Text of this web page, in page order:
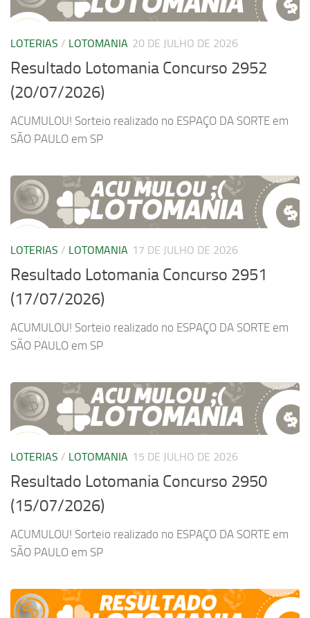
LOTERIAS / LOTOMANIA 20 DE JULHO DE 2026
Resultado Lotomania Concurso 2952
(20/07/2026)
ACUMULOU! Sorteio realizado no ESPAÇO DA SORTE em
SÃO PAULO em SP
LOTERIAS / LOTOMANIA 17 DE JULHO DE 2026
Resultado Lotomania Concurso 2951
(17/07/2026)
ACUMULOU! Sorteio realizado no ESPAÇO DA SORTE em
SÃO PAULO em SP
LOTERIAS / LOTOMANIA 15 DE JULHO DE 2026
Resultado Lotomania Concurso 2950
(15/07/2026)
ACUMULOU! Sorteio realizado no ESPAÇO DA SORTE em
SÃO PAULO em SP